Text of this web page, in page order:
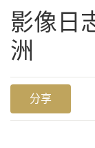
影像日
洲
分享